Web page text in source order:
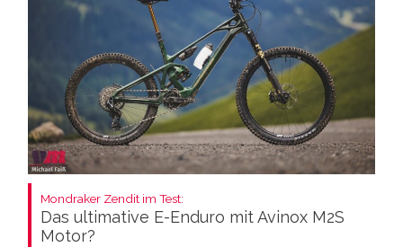
Mondraker Zendit im Test:
Das ultimative E-Enduro mit Avinox M2S
Motor?